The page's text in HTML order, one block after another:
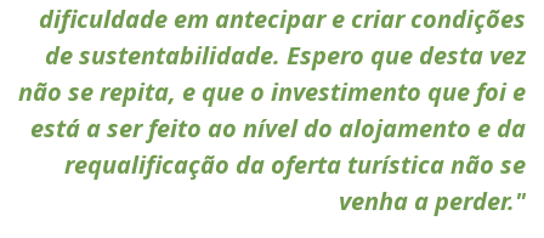
dificuldade em antecipar e criar condições
de sustentabilidade. Espero que desta vez
não se repita, e que o investimento que foi e
está a ser feito ao nível do alojamento e da
requalificação da oferta turística não se
venha a perder."